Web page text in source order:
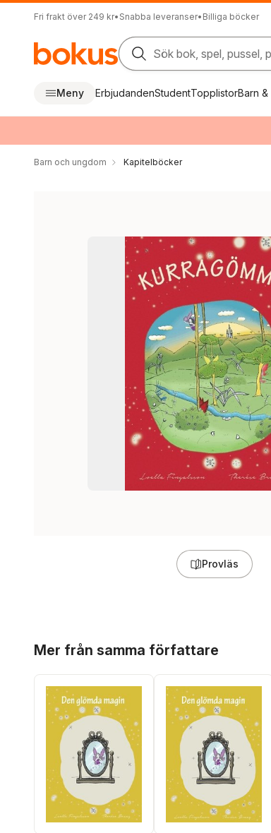
Fri frakt över 249 kr• Snabba leveranser• Billiga böcker
Sök bok, spel, pussel,
Meny ErbjudandenStudentTopplistorBarn
Barn och ungdom Kapitelböcker
Provläs
Mer från samma författare